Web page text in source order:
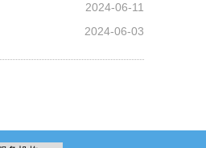
2024-06-11
2024-06-03